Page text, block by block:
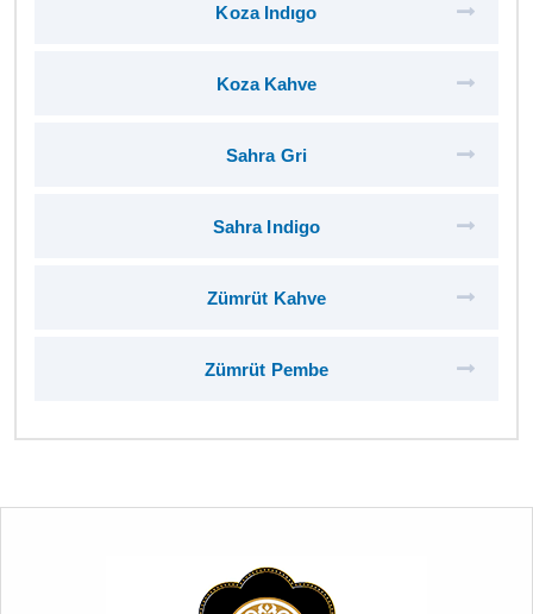
Koza Indıgo
Koza Kahve
Sahra Gri
Sahra Indigo
Zümrüt Kahve
Zümrüt Pembe